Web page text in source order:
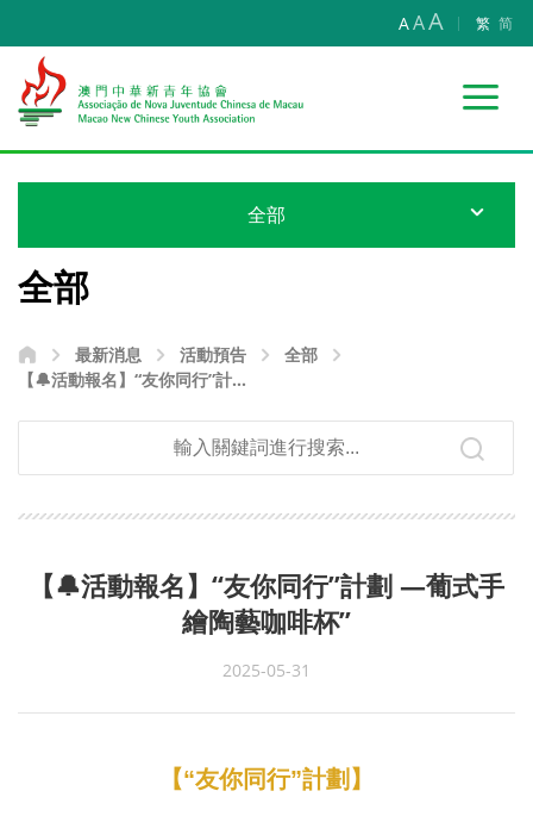
AAA 繁 简
全部
全部
最新消息 活動預告
全部
【🔔活動報名】“友你同行”計劃
【🔔活動報名】“友你同行”計劃 —葡式手
繪陶藝咖啡杯”
2025-05-31
【“友你同行”計劃】